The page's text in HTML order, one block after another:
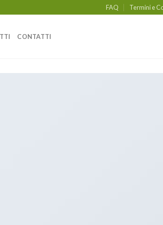
FAQ Termini e
CONTATTI